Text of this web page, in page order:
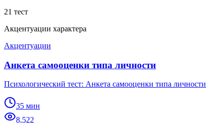
21 тест
Акцентуации характера
Акцентуации
Анкета самооценки типа личности
Психологический тест: Анкета самооценки типа личности
35 мин
8,522